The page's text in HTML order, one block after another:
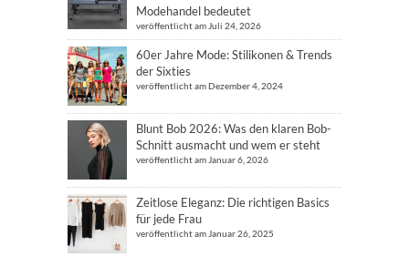
Modehandel bedeutet
veröffentlicht am Juli 24, 2026
60er Jahre Mode: Stilikonen & Trends
der Sixties
veröffentlicht am Dezember 4, 2024
Blunt Bob 2026: Was den klaren Bob-
Schnitt ausmacht und wem er steht
veröffentlicht am Januar 6, 2026
Zeitlose Eleganz: Die richtigen Basics
für jede Frau
veröffentlicht am Januar 26, 2025